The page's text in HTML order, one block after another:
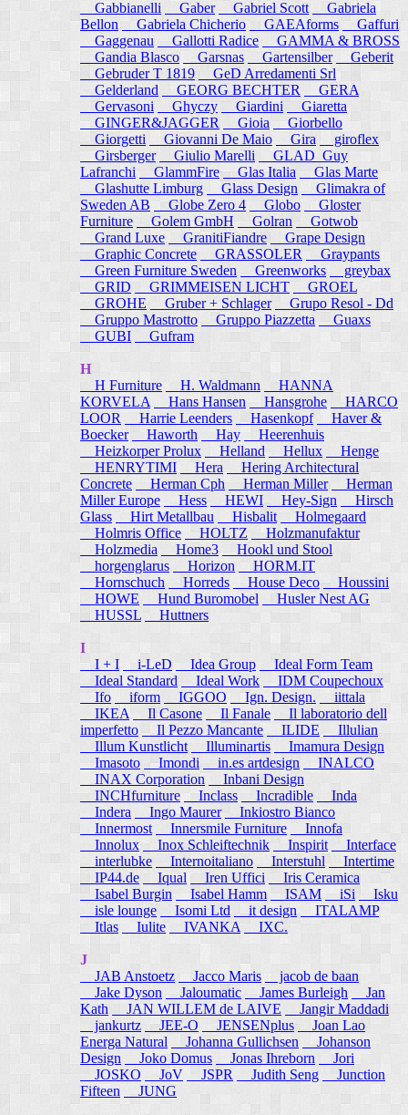
Gabbianelli Gaber Gabriel Scott
Gabriela
Bellon
Gabriela Chicherio GAEAforms
Gaffuri
Gaggenau
Gallotti Radice
GAMMA & BROSS
Gandia Blasco
Garsnas Gartensilber
Geberit
Gebruder T 1819
GeD Arredamenti Srl
Gelderland
GEORG BECHTER
GERA
Gervasoni
Ghyczy Giardini
Giaretta
GINGER&JAGGER
Gioia
Giorbello
Giorgetti
Giovanni De Maio Gira
giroflex
Girsberger
Giulio Marelli
GLAD_Guy
Lafranchi
GlammFire Glas Italia
Glas Marte
Glashutte Limburg
Glass Design
Glimakra of
Sweden AB
Globe Zero 4 Globo
Gloster
Furniture
Golem GmbH Golran
Gotwob
Grand Luxe
GranitiFiandre
Grape Design
Graphic Concrete
GRASSOLER
Graypants
Green Furniture Sweden
Greenworks
greybax
GRID
GRIMMEISEN LICHT
GROEL
GROHE
Gruber + Schlager
Grupo Resol - Dd
Gruppo Mastrotto
Gruppo Piazzetta
Guaxs
GUBI
Gufram
H
H Furniture
H. Waldmann
HANNA
KORVELA
Hans Hansen Hansgrohe
HARCO
LOOR
Harrie Leenders Hasenkopf
Haver &
Boecker
Haworth Hay
Heerenhuis
Heizkorper Prolux
Helland Hellux
Henge
HENRYTIMI
Hera
Hering Architectural
Concrete
Herman Cph Herman Miller
Herman
Miller Europe
Hess HEWI Hey-Sign
Hirsch
Glass
Hirt Metallbau Hisbalit
Holmegaard
Holmris Office
HOLTZ
Holzmanufaktur
Holzmedia
Home3
Hookl und Stool
horgenglarus
Horizon
HORM.IT
Hornschuch
Horreds House Deco
Houssini
HOWE
Hund Buromobel
Husler Nest AG
HUSSL
Huttners
I
I + I
i-LeD Idea Group
Ideal Form Team
Ideal Standard
Ideal Work
IDM Coupechoux
Ifo
iform IGGOO Ign. Design.
iittala
IKEA
Il Casone Il Fanale
Il laboratorio dell
imperfetto
Il Pezzo Mancante ILIDE
Illulian
Illum Kunstlicht
Illuminartis
Imamura Design
Imasoto
Imondi in.es artdesign
INALCO
INAX Corporation
Inbani Design
INCHfurniture
Inclass Incradible
Inda
Indera
Ingo Maurer
Inkiostro Bianco
Innermost
Innersmile Furniture
Innofa
Innolux
Inox Schleiftechnik Inspirit
Interface
interlubke
Internoitaliano Interstuhl
Intertime
IP44.de
Iqual Iren Uffici
Iris Ceramica
Isabel Burgin
Isabel Hamm ISAM iSi Isku
isle lounge
Isomi Ltd it design
ITALAMP
Itlas
Iulite IVANKA IXC.
J
JAB Anstoetz
Jacco Maris
jacob de baan
Jake Dyson
Jaloumatic James Burleigh
Jan
Kath
JAN WILLEM de LAIVE
Jangir Maddadi
jankurtz JEE-O JENSENplus
Joan Lao
Energa Natural
Johanna Gullichsen
Johanson
Design
Joko Domus Jonas Ihreborn
Jori
JOSKO
JoV JSPR Judith Seng
Junction
Fifteen
JUNG